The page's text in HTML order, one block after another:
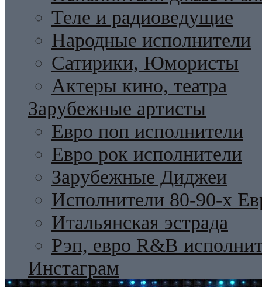
Теле и радиоведущие
Народные исполнители
Сатирики, Юмористы
Актеры кино, театра
Зарубежные артисты
Евро поп исполнители
Евро рок исполнители
Зарубежные Диджеи
Исполнители 80-90-х
Итальянская эстрада
Рэп, евро R&B
Инстаграм